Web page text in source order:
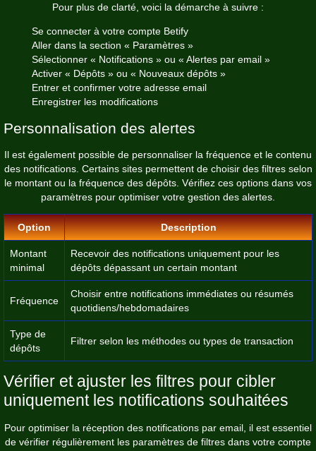
Pour plus de clarté, voici la démarche à suivre :
Se connecter à votre compte Betify
Aller dans la section « Paramètres »
Sélectionner « Notifications » ou « Alertes par email »
Activer « Dépôts » ou « Nouveaux dépôts »
Entrer et confirmer votre adresse email
Enregistrer les modifications
Personnalisation des alertes
Il est également possible de personnaliser la fréquence et le contenu
des notifications. Certains sites permettent de choisir des filtres selon
le montant ou la fréquence des dépôts. Vérifiez ces options dans vos
paramètres pour optimiser votre gestion des alertes.
Option Description
Montant
minimal
Recevoir des notifications uniquement pour les
dépôts dépassant un certain montant
Fréquence
Choisir entre notifications immédiates ou résumés
quotidiens/hebdomadaires
Type de
dépôts
Filtrer selon les méthodes ou types de transaction
Vérifier et ajuster les filtres pour cibler
uniquement les notifications souhaitées
Pour optimiser la réception des notifications par email, il est essentiel
de vérifier régulièrement les paramètres de filtres dans votre compte